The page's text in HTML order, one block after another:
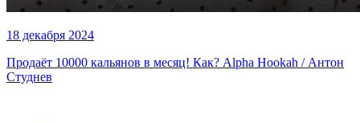
18 декабря 2024
Продаёт 10000 кальянов в месяц! Как? Alpha Hookah / Антон
Студнев